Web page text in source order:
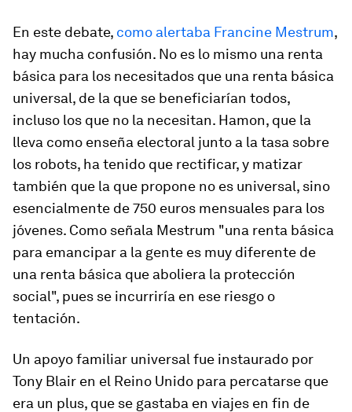
En este debate, como alertaba Francine Mestrum,
hay mucha confusión. No es lo mismo una renta
básica para los necesitados que una renta básica
universal, de la que se beneficiarían todos,
incluso los que no la necesitan. Hamon, que la
lleva como enseña electoral junto a la tasa sobre
los robots, ha tenido que rectificar, y matizar
también que la que propone no es universal, sino
esencialmente de 750 euros mensuales para los
jóvenes. Como señala Mestrum "una renta básica
para emancipar a la gente es muy diferente de
una renta básica que aboliera la protección
social", pues se incurriría en ese riesgo o
tentación.
Un apoyo familiar universal fue instaurado por
Tony Blair en el Reino Unido para percatarse que
era un plus, que se gastaba en viajes en fin de